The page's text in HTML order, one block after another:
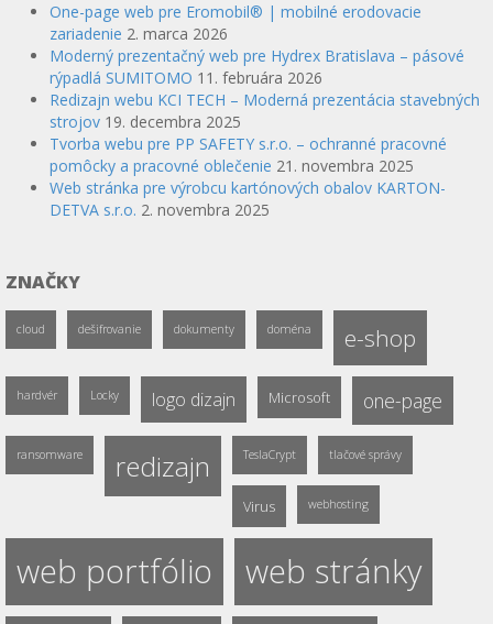
One-page web pre Eromobil® | mobilné erodovacie
zariadenie 2. marca 2026
Moderný prezentačný web pre Hydrex Bratislava – pásové
rýpadlá SUMITOMO 11. februára 2026
Redizajn webu KCI TECH – Moderná prezentácia stavebných
strojov 19. decembra 2025
Tvorba webu pre PP SAFETY s.r.o. – ochranné pracovné
pomôcky a pracovné oblečenie 21. novembra 2025
Web stránka pre výrobcu kartónových obalov KARTON-
DETVA s.r.o. 2. novembra 2025
ZNAČKY
cloud dešifrovanie dokumenty doména e-shop
hardvér Locky logo dizajn Microsoft one-page
ransomware redizajn TeslaCrypt tlačové správy
Virus webhosting
web portfólio web stránky